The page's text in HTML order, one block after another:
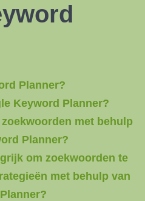
Planner?
Keyword Planner?
met behulp
Planner?
om zoekwoorden te
met behulp van